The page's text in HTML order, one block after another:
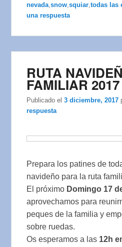
nevada,snow,squiar,todas las
una respuesta
RUTA
FAMILIAR 2017
Publicado el3 diciembre, 2017
respuesta
Prepara los patines de
navideño para la ruta
El próximo Domingo 17
aprovechamos para
peques de la familia y
sobre ruedas.
Os esperamos a las 12h